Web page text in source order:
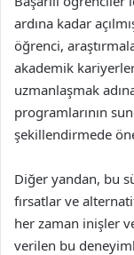
ardına kadar
öğrenci,
akademik
uzmanlaşmak
programlarının
şekillendirmede
Diğer yandan, bu
fırsatlar ve
her zaman inişler
verilen bu